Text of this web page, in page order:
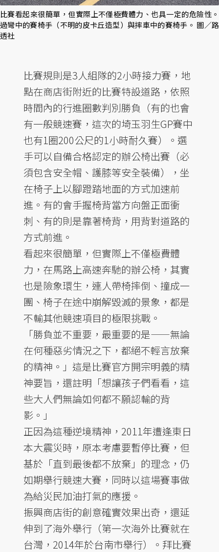
比賽看起來很簡單，但實際上不僅極費體力、也具一定的危險性。
過彎中的賽椅手（不明的皮卡丘造型）與摔車中的賽椅手。 圖／路
透社
比賽規則是3人組隊的2小時接力賽，地
點在商店街附近的比賽特設道路，依照
時間內的行進圈數判別勝負（有的也會
有一般競速賽，這次的埼玉羽生GP賽中
也有1圈200公尺的1小時耐久賽）。選
手可以自備合格認定的辦公椅出賽（必
須包含安全帽、護膝等安全裝備），坐
在椅子上以腳蹬踏地面的方式加速前
進。有的會手握椅背當方向盤正面衝
刺、有的則是靠著椅背，用背對道路的
方式前進。
看起來很簡單，但實際上不僅極費體
力，在馬路上高速奔馳的辦公椅，其實
也是險象環生，連人帶椅摔倒、撞成一
團、椅子在途中崩解毀滅的景象，都是
不輸其他競速項目的極限挑戰。
「勝負並不重要，最重要的是——無論
在何種惡劣情況之下，都絕不輕言放棄
的精神。」這是比賽官方開宗明義的精
神要旨，還註明「想讓孩子們看看，這
些大人們無論如何都不願認輸的背
影。」
正因為這種逆境精神，2011年遭逢東日
本大震災時，原本考慮要暫停比賽，但
基於「直到最後都不放棄」的理念，仍
如期舉行競速大賽，同時以這場賽事做
為給災民加油打氣的應援。
振興商店街的創意確實效果出奇，還延
伸到了海外舉行（第一次海外比賽就在
台灣，2014年於台南市舉行）。拜比賽